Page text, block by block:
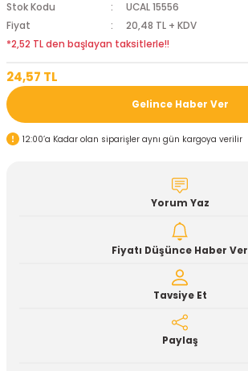
Stok Kodu
UCAL 15556
Fiyat
20,48 TL + KDV
*2,52 TL den başlayan taksitlerle!!
24,57 TL
Gelince Haber Ver
12:00’a Kadar olan siparişler aynı gün kargoya verilir
Yorum Yaz
Fiyatı Düşünce Haber Ver
Tavsiye Et
Paylaş